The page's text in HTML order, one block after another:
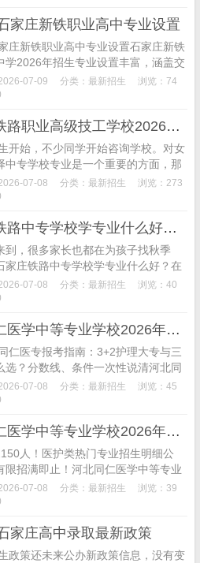
家庄新铁职业高中专业设置
庄新铁职业高中专业设置石家庄新铁
学2026年招生专业设置丰富，涵盖交
制造类、工程建筑类、财经商贸类等
充分满足不同学生的兴趣和发展需
07-09 分类： 最新招生
浏览：74
石家庄铁路职业高级技工学校2026年女生专业推荐
开始，不少同学开始咨询学校。对女
中专学校专业是一个重要的方面，那
路职业高级技工学校女生学什么专业
们来为大家介绍一下石家庄铁路学校
07-08 分类： 最新招生
浏览：273
石家庄铁路中专学校学专业什么好就业
到，很多家长也都在为孩子找秋季
家庄铁路中专学校学专业什么好？在
据男孩和女孩的情况分别为大家推荐
庄铁路学校推荐男孩学的专业有：
07-08 分类： 最新招生
浏览：40
河北同仁医学中等专业学校2026年录取分数线
仁医专报考指南：3+2护理大专与三
选？分数线、条件一次性说清河北同
专业学校招生电话：0311-8083808
07-08 分类： 最新招生
浏览：45
河北同仁医学中等专业学校2026年秋季招生计划
人！医护类热门专业招生明细公
限招满即止！河北同仁医学中等专业
话：0311-80838082 、1473113808
07-08 分类： 最新招生
浏览：39
家庄高中录取最新政策
政策还未来公办新政策信息，没有变